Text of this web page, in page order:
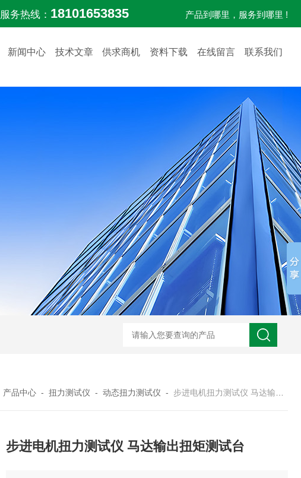
服务热线： 18101653835 产品到哪里，服务到哪里 !
新闻中心 技术文章 供求商机 资料下载 在线留言 联系我们
产品中心 -扭力测试仪 -动态扭力测试仪 - 步进电机扭力测试仪 马达输出扭矩测试台
步进电机扭力测试仪 马达输出扭矩测试台